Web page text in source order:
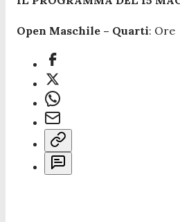
Open Maschile – Quarti: Ore